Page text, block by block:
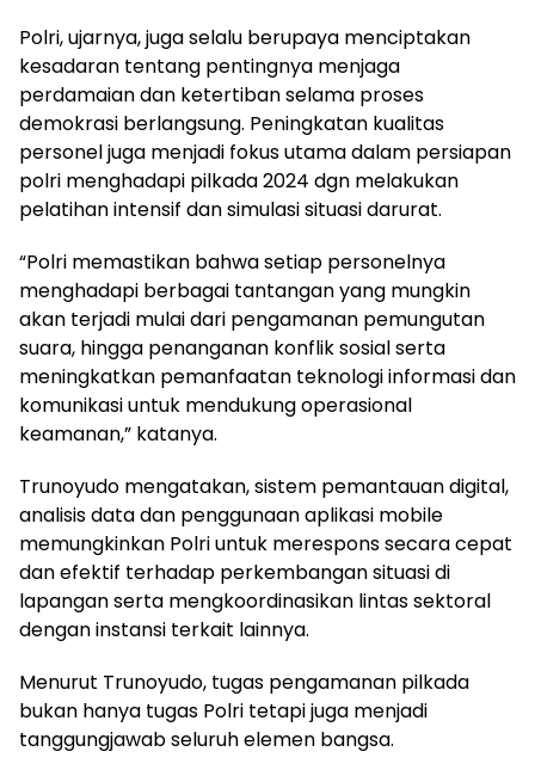
Polri, ujarnya, juga selalu berupaya menciptakan
kesadaran tentang pentingnya menjaga
perdamaian dan ketertiban selama proses
demokrasi berlangsung. Peningkatan kualitas
personel juga menjadi fokus utama dalam persiapan
polri menghadapi pilkada 2024 dgn melakukan
pelatihan intensif dan simulasi situasi darurat.
“Polri memastikan bahwa setiap personelnya
menghadapi berbagai tantangan yang mungkin
akan terjadi mulai dari pengamanan pemungutan
suara, hingga penanganan konflik sosial serta
meningkatkan pemanfaatan teknologi informasi dan
komunikasi untuk mendukung operasional
keamanan,” katanya.
Trunoyudo mengatakan, sistem pemantauan digital,
analisis data dan penggunaan aplikasi mobile
memungkinkan Polri untuk merespons secara cepat
dan efektif terhadap perkembangan situasi di
lapangan serta mengkoordinasikan lintas sektoral
dengan instansi terkait lainnya.
Menurut Trunoyudo, tugas pengamanan pilkada
bukan hanya tugas Polri tetapi juga menjadi
tanggungjawab seluruh elemen bangsa.